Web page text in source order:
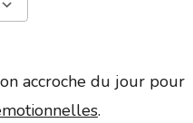
accroche du jour pour
.